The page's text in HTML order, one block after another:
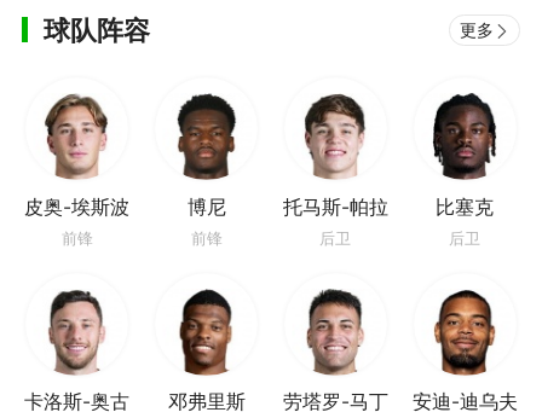
球队阵容 更多
皮奥-埃斯波
西托
前锋
博尼
前锋
托马斯-帕拉
西奥斯
后卫
比塞克
后卫
卡洛斯-奥古
邓弗里斯
劳塔罗-马丁
安迪-迪乌夫